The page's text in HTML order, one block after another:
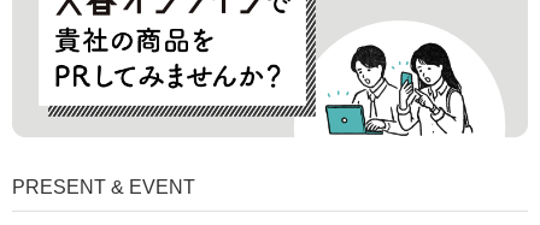
PRESENT & EVENT